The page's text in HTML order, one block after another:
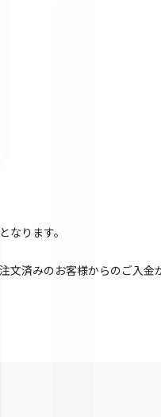
ります。
文済みのお客様からのご入金